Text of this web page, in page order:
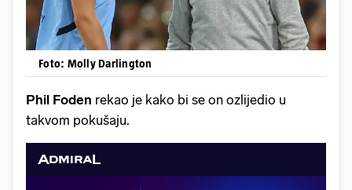
Foto: Molly Darlington
Phil Foden rekao je kako bi se on ozlijedio u
takvom pokušaju.